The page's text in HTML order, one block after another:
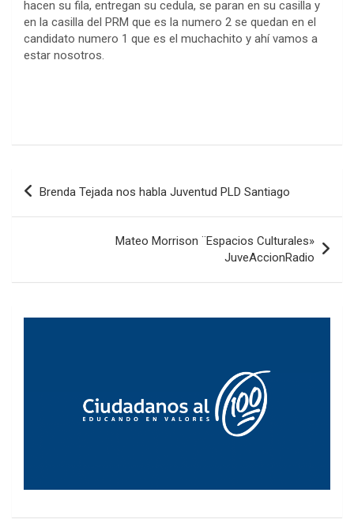
hacen su fila, entregan su cedula, se paran en su casilla y
en la casilla del PRM que es la numero 2 se quedan en el
candidato numero 1 que es el muchachito y ahí vamos a
estar nosotros.
Navegación
de
Brenda Tejada nos habla Juventud PLD Santiago
Mateo Morrison ¨Espacios Culturales»
JuveAccionRadio